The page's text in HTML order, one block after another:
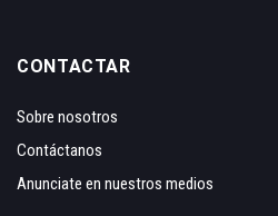
CONTACTAR
Sobre nosotros
Contáctanos
Anunciate en nuestros medios